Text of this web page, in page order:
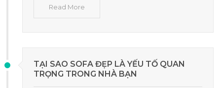
Read More
TẠI SAO SOFA ĐẸP LÀ YẾU TỐ QUAN
TRỌNG TRONG NHÀ BẠN